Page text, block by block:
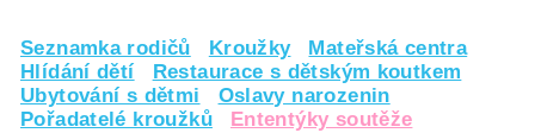
Seznamka rodičů Kroužky
Mateřská centra
Hlídání dětí
Restaurace s dětským koutkem
Ubytování s dětmi
Oslavy narozenin
Pořadatelé kroužků
Ententýky soutěže